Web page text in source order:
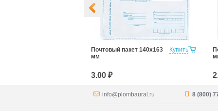
Купить
Почтовый пакет 140х163
мм
3.00 ₽
info@plombaural.ru 8 (800)